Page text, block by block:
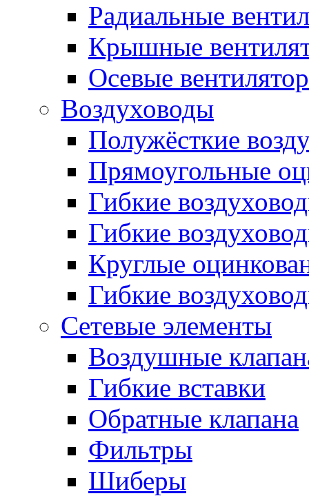
Радиальные
Крышные
Осевые
Воздуховоды
Полужёсткие
Прямоугольные
Гибкие
Гибкие
Круглые
Гибкие
Сетевые элементы
Воздушные
Гибкие вставки
Обратные клапана
Фильтры
Шиберы